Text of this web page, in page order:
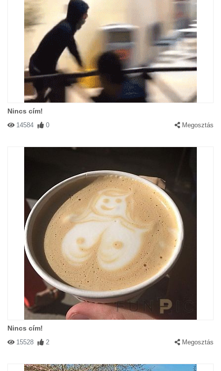
Nincs cím!
14584 0 Megosztás
Nincs cím!
15528 2 Megosztás